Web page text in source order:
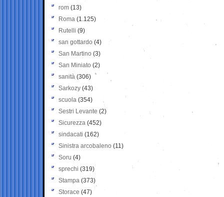
rom (13)
Roma (1.125)
Rutelli (9)
san gottardo (4)
San Martino (3)
San Miniato (2)
sanità (306)
Sarkozy (43)
scuola (354)
Sestri Levante (2)
Sicurezza (452)
sindacati (162)
Sinistra arcobaleno (11)
Soru (4)
sprechi (319)
Stampa (373)
Storace (47)